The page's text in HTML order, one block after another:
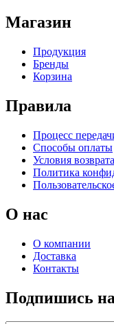
Магазин
Продукция
Бренды
Корзина
Правила
Процесс
Способы оплаты
Условия возврата
Политика
О нас
О компании
Доставка
Контакты
Подпишись